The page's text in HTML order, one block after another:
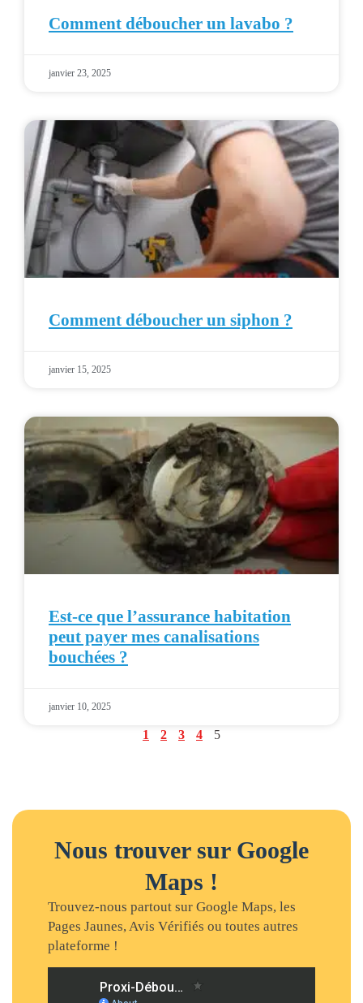
Comment déboucher un lavabo ?
janvier 23, 2025
Comment déboucher un siphon ?
janvier 15, 2025
Est-ce que l’assurance habitation
peut payer mes canalisations
bouchées ?
janvier 10, 2025
1 2 3 4 5
Nous trouver sur Google
Maps !
Trouvez-nous partout sur Google Maps, les
Pages Jaunes, Avis Vérifiés ou toutes autres
plateforme !